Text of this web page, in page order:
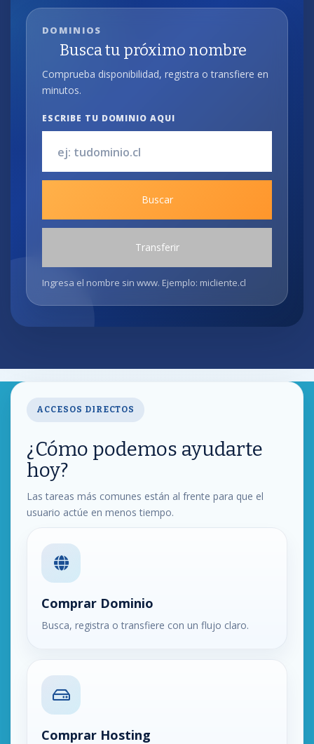
DOMINIOS
Busca tu próximo nombre
Comprueba disponibilidad, registra o transfiere en
minutos.
ESCRIBE TU DOMINIO AQUI
Ingresa el nombre sin www. Ejemplo: micliente.cl
ACCESOS DIRECTOS
¿Cómo podemos ayudarte
hoy?
Las tareas más comunes están al frente para que el
usuario actúe en menos tiempo.
Comprar Dominio
Busca, registra o transfiere con un flujo claro.
Comprar Hosting